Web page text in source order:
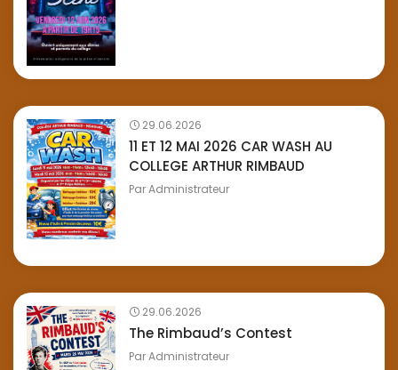
29.06.2026
11 ET 12 MAI 2026 CAR WASH AU
COLLEGE ARTHUR RIMBAUD
ParAdministrateur
29.06.2026
The Rimbaud’s Contest
ParAdministrateur